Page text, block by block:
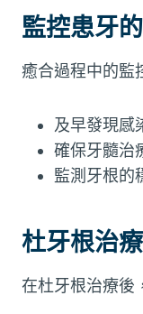
監控患牙
癒合過程中的監
及早發現感
確保牙髓治
監測牙根的
杜牙根治
在杜牙根治療後